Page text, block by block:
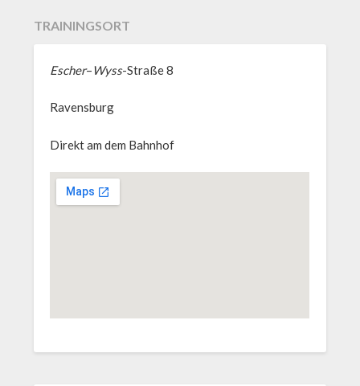
TRAININGSORT
Escher–Wyss-Straße 8
Ravensburg
Direkt am dem Bahnhof